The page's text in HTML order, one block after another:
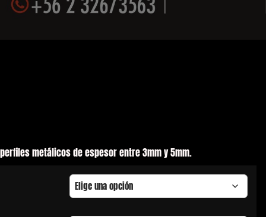
metálicos de espesor entre 3mm y 5mm.